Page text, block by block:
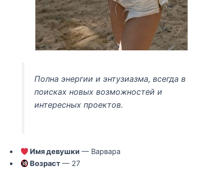
Полна энергии и энтузиазма, всегда в
поисках новых возможностей и
интересных проектов.
Имя девушки — Варвара
Возраст — 27